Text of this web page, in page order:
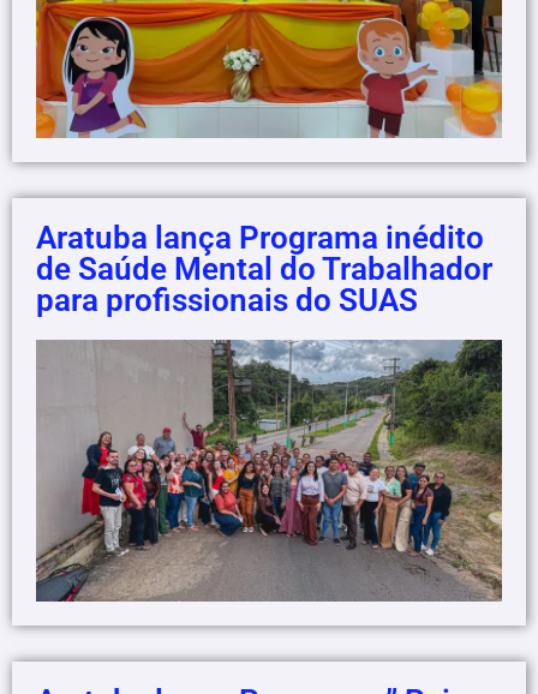
Aratuba lança Programa inédito
de Saúde Mental do Trabalhador
para profissionais do SUAS